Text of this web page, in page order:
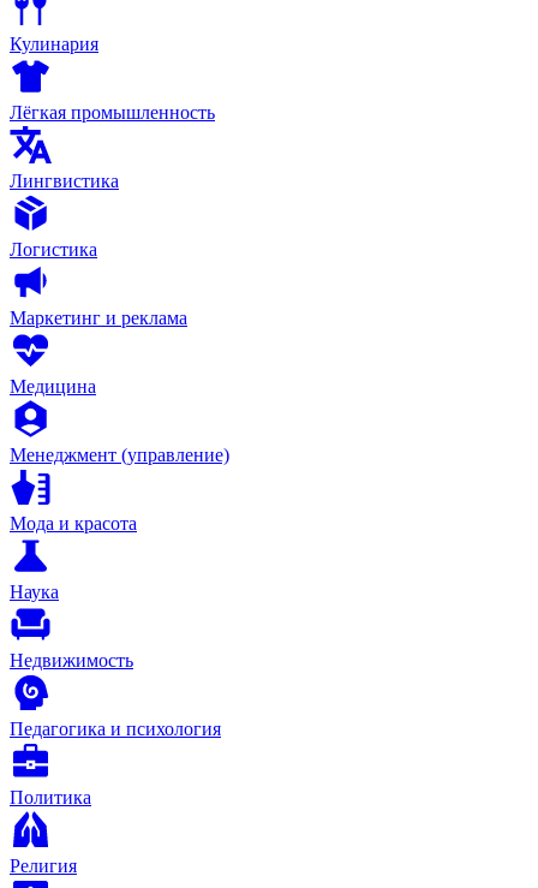
Кулинария
Лёгкая промышленность
Лингвистика
Логистика
Маркетинг и реклама
Медицина
Менеджмент (управление)
Мода и красота
Наука
Недвижимость
Педагогика и психология
Политика
Религия